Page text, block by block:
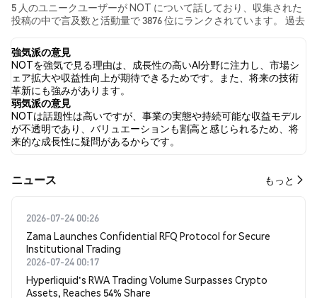
5 人のユニークユーザーが NOT について話しており、収集された
投稿の中で言及数と活動量で 3876 位にランクされています。 過去
強気 でした。 最後に、NOT に関するニュース記事が 0 件公開さ
れました。 Twitterでは、40.00% のツイートが強気の感情を示
し、20.00% のツイートが弱気の感情を示しました。 40.00% のツ
イートは NOT に対して中立的でした。 これらの感情分析は 5 件
のツイートに基づいています。
強気派の意見
NOTを強気で見る理由は、成長性の高いAI分野に注力し、市場シ
ェア拡大や収益性向上が期待できるためです。また、将来の技術
革新にも強みがあります。
弱気派の意見
NOTは話題性は高いですが、事業の実態や持続可能な収益モデル
が不透明であり、バリュエーションも割高と感じられるため、将
来的な成長性に疑問があるからです。
​​ニュース​​ もっと
2026-07-24 00:26
Zama Launches Confidential RFQ Protocol for Secure
Institutional Trading
2026-07-24 00:17
Hyperliquid's RWA Trading Volume Surpasses Crypto
Assets, Reaches 54% Share